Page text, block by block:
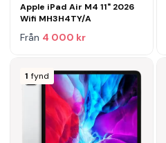
Apple iPad Air M4 11" 2026
Wifi MH3H4TY/A
Från 4 000 kr
1 fynd